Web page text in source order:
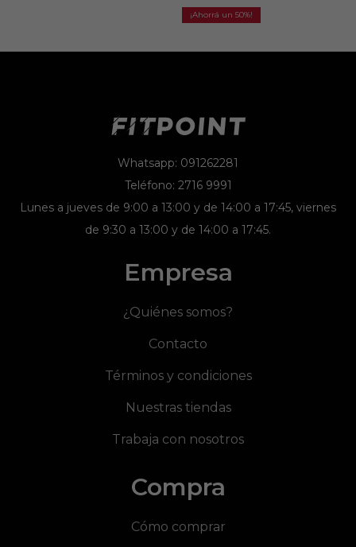
50
Whatsapp: 091262281
Teléfono: 2716 9991
Lunes a jueves de 9:00 a 13:00 y de 14:00 a 17:45, viernes
de 9:30 a 13:00 y de 14:00 a 17:45.
Empresa
¿Quiénes somos?
Contacto
Términos y condiciones
Nuestras tiendas
Trabaja con nosotros
Compra
Cómo comprar